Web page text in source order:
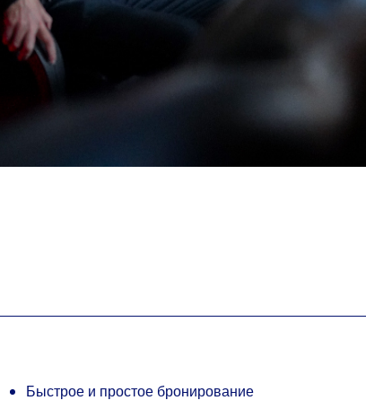
Быстрое и простое бронирование